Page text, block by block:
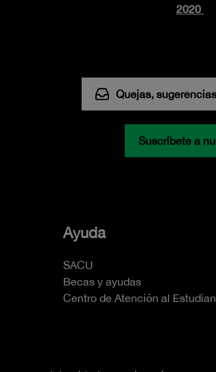
2020
Quejas,
Suscríbete a
Ayuda
SACU
Becas y ayudas
Centro de Atención al